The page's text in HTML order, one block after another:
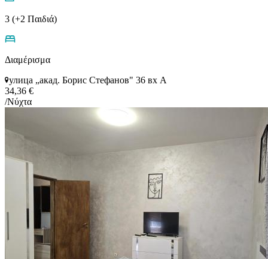
3 (+2 Παιδιά)
Διαμέρισμα
улица „акад. Борис Стефанов" 36 вх А
34,36 €
/Νύχτα